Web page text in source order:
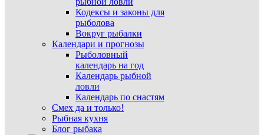
Кодексы и законы для
рыболова
Вокруг рыбалки
Календари и прогнозы
Рыболовный
календарь на год
Календарь рыбной
ловли
Календарь по снастям
Смех да и только!
Рыбная кухня
Блог рыбака